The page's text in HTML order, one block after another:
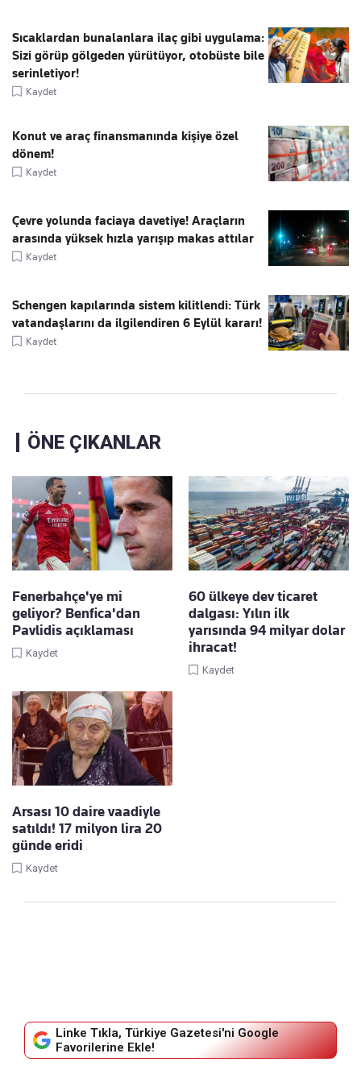
Sıcaklardan bunalanlara ilaç gibi uygulama:
Sizi görüp gölgeden yürütüyor, otobüste bile
serinletiyor!
Kaydet
Konut ve araç finansmanında kişiye özel
dönem!
Kaydet
Çevre yolunda faciaya davetiye! Araçların
arasında yüksek hızla yarışıp makas attılar
Kaydet
Schengen kapılarında sistem kilitlendi: Türk
vatandaşlarını da ilgilendiren 6 Eylül kararı!
Kaydet
ÖNE ÇIKANLAR
Fenerbahçe'ye mi
geliyor? Benfica'dan
Pavlidis açıklaması
Kaydet
60 ülkeye dev ticaret
dalgası: Yılın ilk
yarısında 94 milyar dolar
ihracat!
Kaydet
Arsası 10 daire vaadiyle
satıldı! 17 milyon lira 20
günde eridi
Kaydet
Linke Tıkla, Türkiye Gazetesi'ni Google
Favorilerine Ekle!